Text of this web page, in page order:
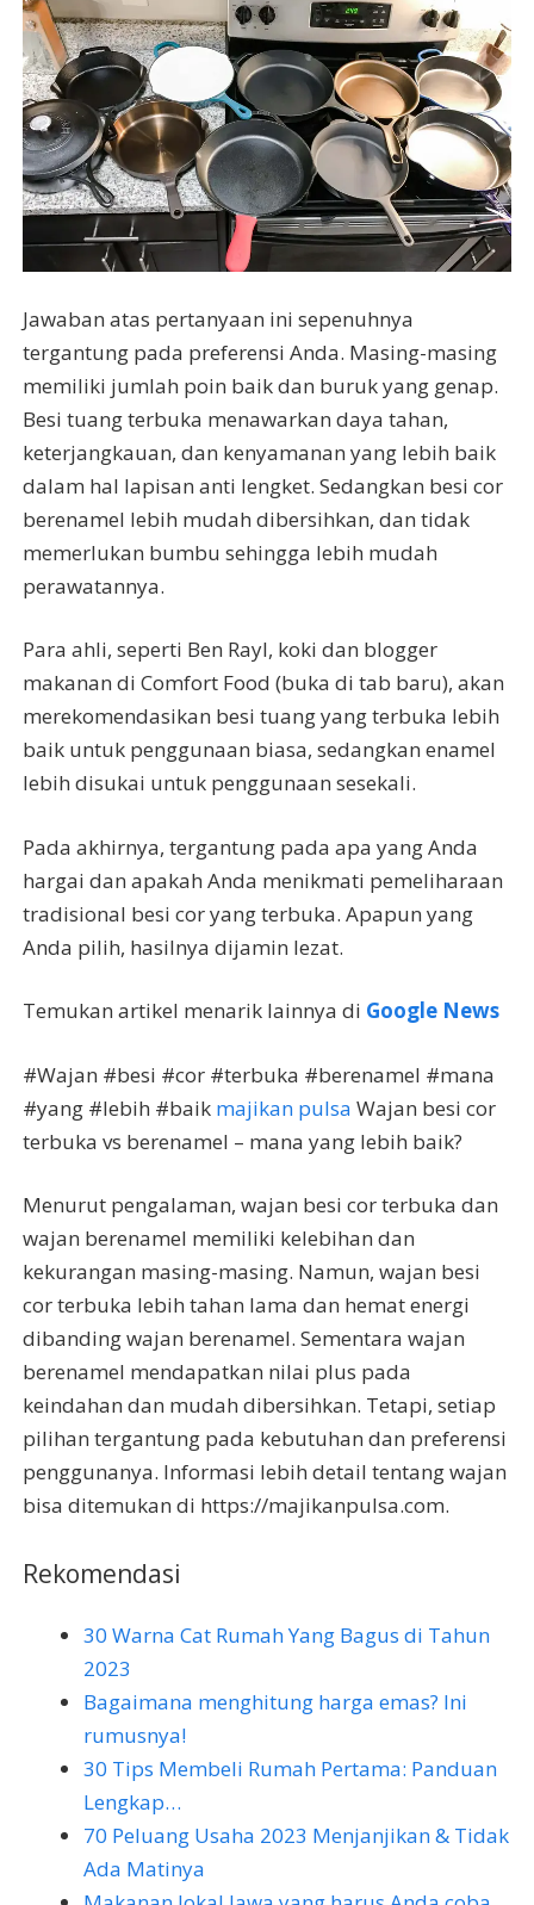
Jawaban atas pertanyaan ini sepenuhnya
tergantung pada preferensi Anda. Masing-masing
memiliki jumlah poin baik dan buruk yang genap.
Besi tuang terbuka menawarkan daya tahan,
keterjangkauan, dan kenyamanan yang lebih baik
dalam hal lapisan anti lengket. Sedangkan besi cor
berenamel lebih mudah dibersihkan, dan tidak
memerlukan bumbu sehingga lebih mudah
perawatannya.
Para ahli, seperti Ben Rayl, koki dan blogger
makanan di Comfort Food (buka di tab baru), akan
merekomendasikan besi tuang yang terbuka lebih
baik untuk penggunaan biasa, sedangkan enamel
lebih disukai untuk penggunaan sesekali.
Pada akhirnya, tergantung pada apa yang Anda
hargai dan apakah Anda menikmati pemeliharaan
tradisional besi cor yang terbuka. Apapun yang
Anda pilih, hasilnya dijamin lezat.
Temukan artikel menarik lainnya di Google News
#Wajan #besi #cor #terbuka #berenamel #mana
#yang #lebih #baik majikan pulsa Wajan besi cor
terbuka vs berenamel – mana yang lebih baik?
Menurut pengalaman, wajan besi cor terbuka dan
wajan berenamel memiliki kelebihan dan
kekurangan masing-masing. Namun, wajan besi
cor terbuka lebih tahan lama dan hemat energi
dibanding wajan berenamel. Sementara wajan
berenamel mendapatkan nilai plus pada
keindahan dan mudah dibersihkan. Tetapi, setiap
pilihan tergantung pada kebutuhan dan preferensi
penggunanya. Informasi lebih detail tentang wajan
bisa ditemukan di https://majikanpulsa.com.
Rekomendasi
30 Warna Cat Rumah Yang Bagus di Tahun
2023
Bagaimana menghitung harga emas? Ini
rumusnya!
30 Tips Membeli Rumah Pertama: Panduan
Lengkap…
70 Peluang Usaha 2023 Menjanjikan & Tidak
Ada Matinya